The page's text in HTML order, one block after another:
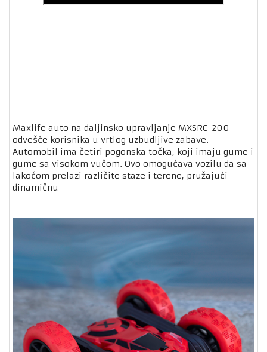
Maxlife auto na daljinsko upravljanje MXSRC-200
odvešće korisnika u vrtlog uzbudljive zabave.
Automobil ima četiri pogonska točka, koji imaju gume i
gume sa visokom vučom. Ovo omogućava vozilu da sa
lakoćom prelazi različite staze i terene, pružajući
dinamičnu